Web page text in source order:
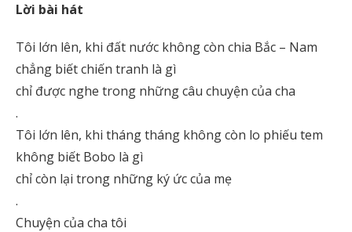
Lời bài hát
Tôi lớn lên, khi đất nước không còn chia Bắc – Nam
chẳng biết chiến tranh là gì
chỉ được nghe trong những câu chuyện của cha
.
Tôi lớn lên, khi tháng tháng không còn lo phiếu tem
không biết Bobo là gì
chỉ còn lại trong những ký ức của mẹ
.
Chuyện của cha tôi